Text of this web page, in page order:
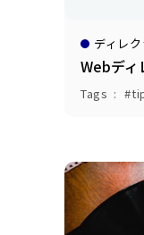
ディレ
Webディ
Tags